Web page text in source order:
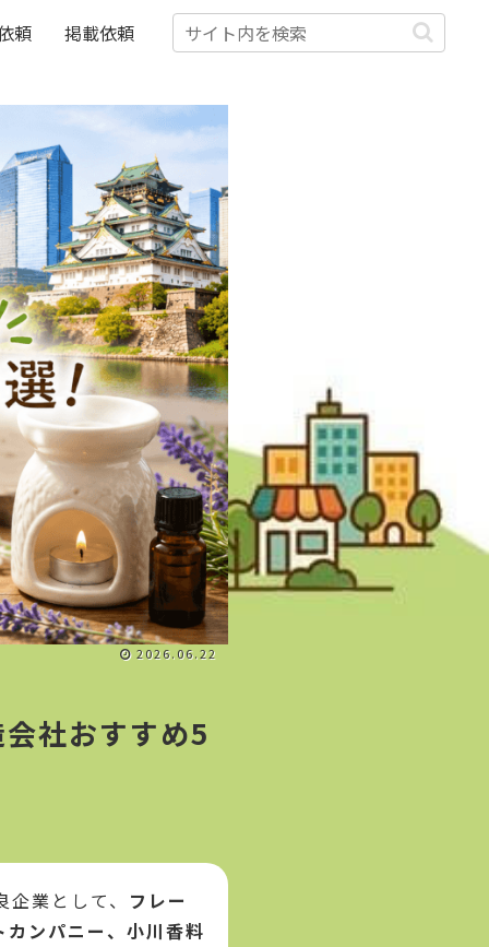
頼 掲載依頼
社おすすめ5
2026.06.22
業として、 フレー
ンパニー、小川香料